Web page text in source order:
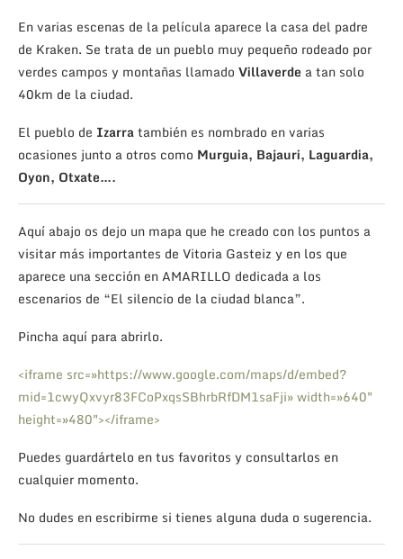
En varias escenas de la película aparece la casa del padre
de Kraken. Se trata de un pueblo muy pequeño rodeado por
verdes campos y montañas llamado Villaverde a tan solo
40km de la ciudad.
El pueblo de Izarratambién es nombrado en varias
ocasiones junto a otros como Murguia, Bajauri, Laguardia,
Oyon, Otxate….
Aquí abajo os dejo un mapa que he creado con los puntos a
visitar más importantes de Vitoria Gasteiz y en los que
aparece una sección en AMARILLO dedicada a los
escenarios de “El silencio de la ciudad blanca”.
Pincha aquí para abrirlo.
<iframe src=»https://www.google.com/maps/d/embed?
mid=1cwyQxvyr83FCoPxqsSBhrbRfDM1saFji» width=»640″
height=»480″></iframe>
Puedes guardártelo en tus favoritos y consultarlos en
cualquier momento.
No dudes en escribirme si tienes alguna duda o sugerencia.